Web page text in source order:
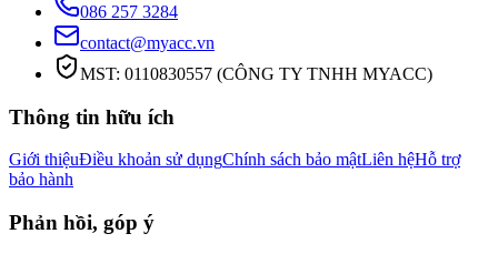
086 257 3284
contact@myacc.vn
MST: 0110830557 (CÔNG TY TNHH MYACC)
Thông tin hữu ích
Giới thiệuĐiều khoản sử dụngChính sách bảo mậtLiên hệHỗ trợ
bảo hành
Phản hồi, góp ý